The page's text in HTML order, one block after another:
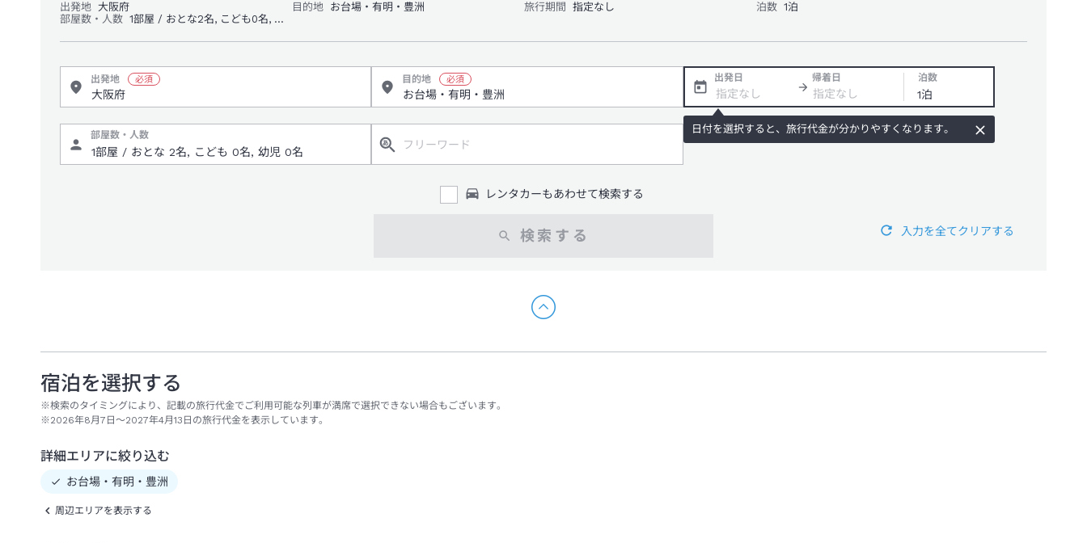
出発地 大阪府 目的地 お台場・有明・豊洲 旅行期間 指定なし 泊数 1泊
部屋数・人数
1部屋 / おとな2名, こども0名, 幼児0名
出発地 目的地 出発日 帰着日 泊数
日付を選択すると、旅行代金が分かりやすくなります。
部屋数・人数
レンタカーもあわせて検索する
入力を全てクリアする
検索する
宿泊を選択する
※検索のタイミングにより、記載の旅行代金でご利用可能な列車が満席で選択できない場合もございます。
※2026年8月7日～2027年4月13日の旅行代金を表示しています。
詳細エリアに絞り込む
お台場・有明・豊洲
周辺エリアを表示する